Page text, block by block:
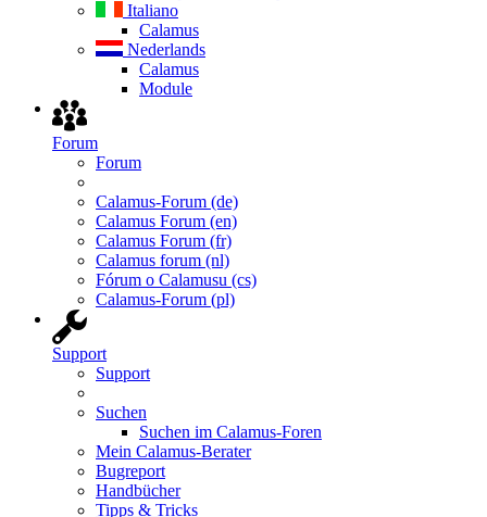
Italiano
Calamus
Nederlands
Calamus
Module
Forum
Forum
Calamus-Forum (de)
Calamus Forum (en)
Calamus Forum (fr)
Calamus forum (nl)
Fórum o Calamusu (cs)
Calamus-Forum (pl)
Support
Support
Suchen
Suchen im Calamus-Foren
Mein Calamus-Berater
Bugreport
Handbücher
Tipps & Tricks